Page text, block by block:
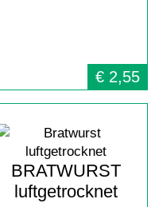
€ 2,55
BRATWURST
luftgetrocknet